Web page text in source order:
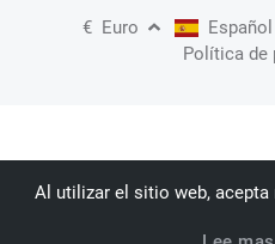
€ Euro Español
Política de
Al utilizar el sitio web,